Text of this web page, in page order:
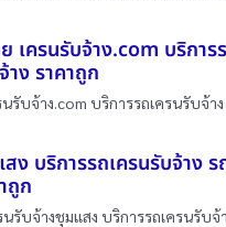
เครนรับจ้าง.com บริการ
าง ราคาถูก
รับจ้าง.com บริการรถเครนรับจ้าง
ง บริการรถเครนรับจ้าง ร
ถูก
รับจ้างชุมแสง บริการรถเครนรับจ้